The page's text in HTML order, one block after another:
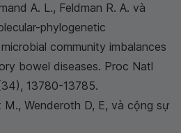
A. L., Feldman R. A. và
phylogenetic
community imbalances
bowel diseases. Proc Natl
13780-13785.
M., Wenderoth D, E, và cộng sự